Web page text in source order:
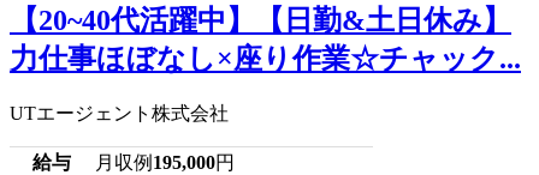
【20~40代活躍中】【日勤&土日休み】
力仕事ほぼなし×座り作業☆チャック...
UTエージェント株式会社
給与 月収例 195,000円